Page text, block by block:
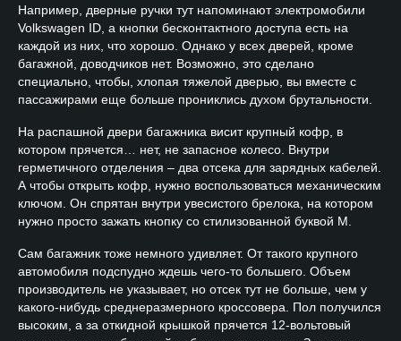
Например, дверные ручки тут напоминают электромобили
Volkswagen ID, а кнопки бесконтактного доступа есть на
каждой из них, что хорошо. Однако у всех дверей, кроме
багажной, доводчиков нет. Возможно, это сделано
специально, чтобы, хлопая тяжелой дверью, вы вместе с
пассажирами еще больше прониклись духом брутальности.
На распашной двери багажника висит крупный кофр, в
котором прячется… нет, не запасное колесо. Внутри
герметичного отделения – два отсека для зарядных кабелей.
А чтобы открыть кофр, нужно воспользоваться механическим
ключом. Он спрятан внутри увесистого брелока, на котором
нужно просто зажать кнопку со стилизованной буквой M.
Сам багажник тоже немного удивляет. От такого крупного
автомобиля подспудно ждешь чего-то большего. Объем
производитель не указывает, но отсек тут не больше, чем у
какого-нибудь среднеразмерного кроссовера. Пол получился
высоким, а за откидной крышкой прячется 12-вольтовый